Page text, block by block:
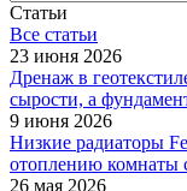
Статьи
Все cтатьи
23 июня 2026
Дренаж в
сырости, а
9 июня 2026
Низкие радиаторы
отоплению комнаты
26 мая 2026